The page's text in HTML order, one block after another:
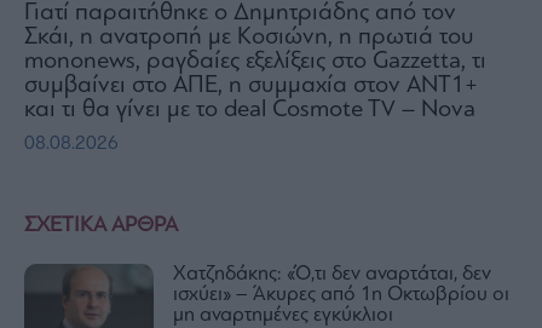
ΣΧΕΤΙΚΑ ΑΡΘΡΑ
Χατζηδάκης: «Ό,τι δεν αναρτάται, δεν
ισχύει» – Άκυρες από 1η Οκτωβρίου οι
μη αναρτημένες εγκύκλιοι
Γιατί παραιτήθηκε ο Δημητριάδης από τον
Σκάι, η ανατροπή με Κοσιώνη, η πρωτιά του
mononews, ραγδαίες εξελίξεις στο Gazzetta, τι
συμβαίνει στο ΑΠΕ, η συμμαχία στον ΑΝΤ1+
και τι θα γίνει με το deal Cosmote TV – Nova
08.08.2026